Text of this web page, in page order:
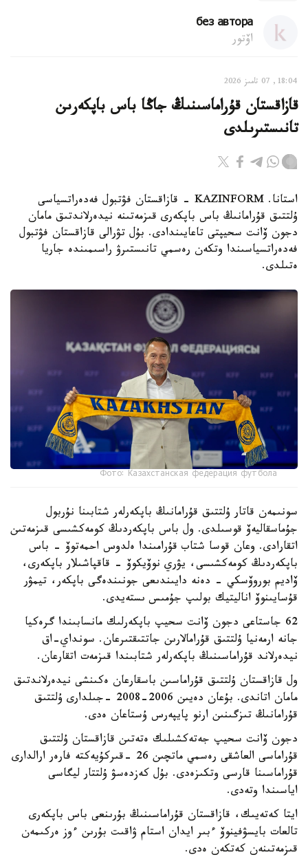
без автора
اۆتور
18:04, 07 تامىز 2026
قازاقستان قۇراماسىنىڭ جاڭا باس باپكەرىن
تانىستىرىلدى
استانا. KAZINFORM - قازاقستان فۋتبول فەدەراتسياسى
ۇلتتىق قۇرامانىڭ باس باپكەرى قىزمەتىنە نيدەرلاندتىق مامان
دجون ۆانت سحيپتى تاعايىندادى. بۇل تۋرالى قازاقستان فۋتبول
فەدەراتسياسىندا وتكەن رەسمي تانىستىرۋ راسىمىندە جاريا
ەتىلدى.
Фото: Казахстанская федерация футбола
سونىمەن قاتار ۇلتتىق قۇرامانىڭ باپكەرلەر شتابىنا نۇربول
جۇماسقاليەۆ قوسىلدى. ول باس باپكەردىڭ كومەكشىسى قىزمەتىن
اتقارادى. وعان قوسا شتاب قۇرامىندا ەلدوس احمەتوۆ - باس
باپكەردىڭ كومەكشىسى، يۋري نوۆيكوۆ - قاقپاشىلار باپكەرى،
ۆاديم بوروۆسكي - دەنە دايىندىعى جونىندەگى باپكەر، تيمۋر
قۇسايىنوۆ اناليتيك بولىپ جۇمىس ىستەيدى.
62 جاستاعى دجون ۆانت سحيپ باپكەرلىك مانسابىندا گرەكيا
جانە ارمەنيا ۇلتتىق قۇرامالارىن جاتتىقتىرعان. سونداي-اق
نيدەرلاند قۇراماسىنىڭ باپكەرلەر شتابىندا قىزمەت اتقارعان.
ول قازاقستان ۇلتتىق قۇراماسىن باسقارعان ەكىنشى نيدەرلاندتىق
مامان اتاندى. بۇعان دەيىن 2006-2008 -جىلدارى ۇلتتىق
قۇرامانىڭ تىزگىنىن ارنو پايپەرس ۇستاعان ەدى.
دجون ۆانت سحيپ جەتەكشىلىك ەتەتىن قازاقستان ۇلتتىق
قۇراماسى العاشقى رەسمي ماتچىن 26 -قىركۇيەكتە فارەر ارالدارى
قۇراماسىنا قارسى وتكىزەدى. بۇل كەزدەسۋ ۇلتتار ليگاسى
اياسىندا وتەدى.
ايتا كەتەيىك، قازاقستان قۇراماسىنىڭ بۇرىنعى باس باپكەرى
تالعات بايسۋفينوۆ ءبىر ايدان استام ۋاقىت بۇرىن ءوز ەركىمەن
قىزمەتىنەن كەتكەن ەدى.